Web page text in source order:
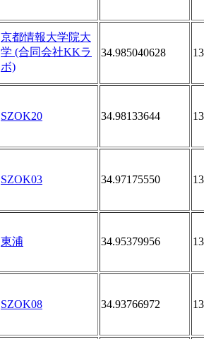
京都情報大学院大
学 (合同会社KKラ
ボ)
34.985040628
SZOK20 34.98133644
SZOK03 34.97175550
東浦 34.95379956
SZOK08 34.93766972